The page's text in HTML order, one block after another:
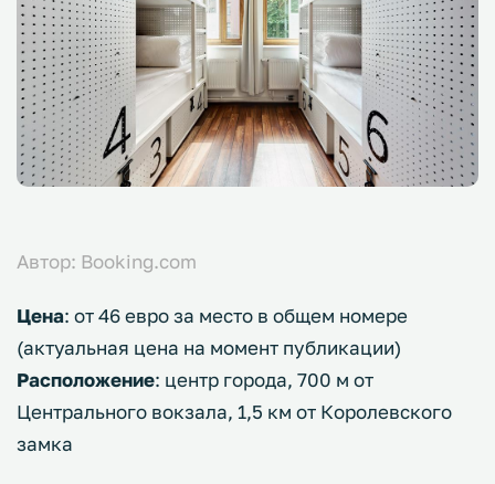
Автор: Booking.com
Цена: от 46 евро за место в общем номере
(актуальная цена на момент публикации)
Расположение: центр города, 700 м от
Центрального вокзала, 1,5 км от Королевского
замка